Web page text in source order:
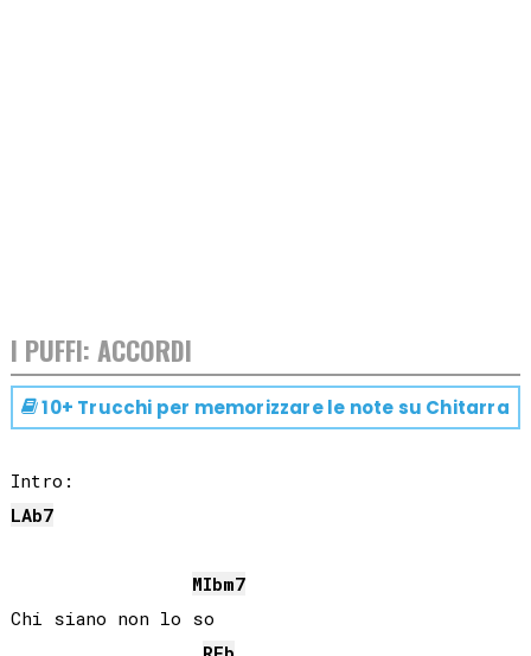
I PUFFI: ACCORDI
10+ Trucchi per memorizzare le note su Chitarra
LAb7
MIbm7
Chi siano non lo so